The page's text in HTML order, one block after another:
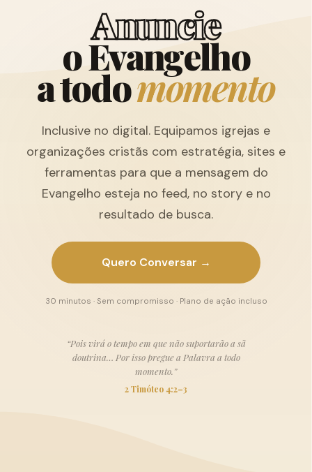
Anuncie
oEvangelho
atodomomento
Inclusive no digital. Equipamos igrejas e
organizações cristãs com estratégia, sites e
ferramentas para que a mensagem do
Evangelho esteja no feed, no story e no
resultado de busca.
Quero Conversar →
30 minutos · Sem compromisso · Plano de ação incluso
“Pois virá o tempo em que não suportarão a sã
doutrina… Por isso pregue a Palavra a todo
momento.”
2 Timóteo 4:2–3